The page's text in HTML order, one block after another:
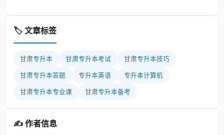
🏷️ 文章标签
甘肃专升本 甘肃专升本考试 甘肃专升本技巧
甘肃专升本答题 专升本英语 专升本计算机
甘肃专升本专业课 甘肃专升本备考
✍️ 作者信息